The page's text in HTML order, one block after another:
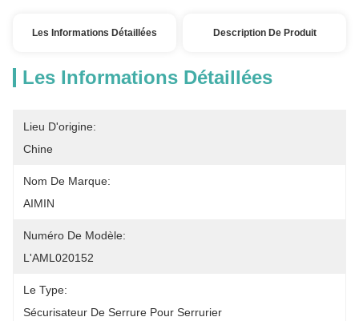
Les Informations Détaillées Description De Produit
Les Informations Détaillées
Lieu D'origine:
Chine
Nom De Marque:
AIMIN
Numéro De Modèle:
L'AML020152
Le Type:
Sécurisateur De Serrure Pour Serrurier